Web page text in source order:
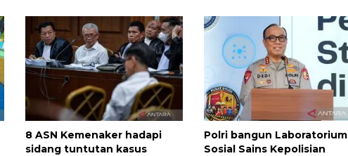
8 ASN Kemenaker hadapi
sidang tuntutan kasus
Polri bangun Laboratorium
Sosial Sains Kepolisian